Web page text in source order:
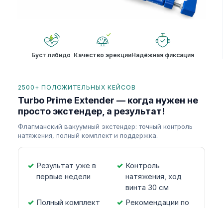
Буст либидо Качество эрекцииНадёжная фиксация
2500+ ПОЛОЖИТЕЛЬНЫХ КЕЙСОВ
Turbo Prime Extender — когда нужен не
просто экстендер, а результат!
Флагманский вакуумный экстендер: точный контроль
натяжения, полный комплект и поддержка.
Результат уже в
первые недели
Контроль
натяжения, ход
винта 30 см
Полный комплект
Рекомендации по